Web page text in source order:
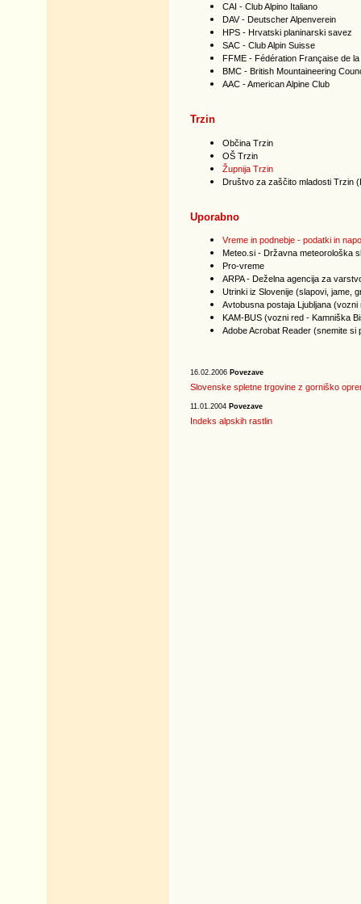
CAI - Club Alpino Italiano
DAV - Deutscher Alpenverein
HPS - Hrvatski planinarski savez
SAC - Club Alpin Suisse
FFME - Fédération Française de
BMC - British Mountaineering
AAC -American Alpine Club
Trzin
Občina Trzin
OŠ Trzin
Župnija Trzin
Društvo za zaščito mladosti Trzin
Uporabno
Vreme in podnebje - podatki in
Meteo.si - Državna meteorološka
Pro-vreme
ARPA - Deželna agencija za
Utrinki iz Slovenije (slapovi, jame,
Avtobusna postaja Ljubljana (vozni
KAM-BUS (vozni red - Kamniška
Adobe Acrobat Reader (snemite si
16.02.2006 Povezave
Slovenske spletne trgovine z gorniško
11.01.2004 Povezave
Indeks alpskih rastlin